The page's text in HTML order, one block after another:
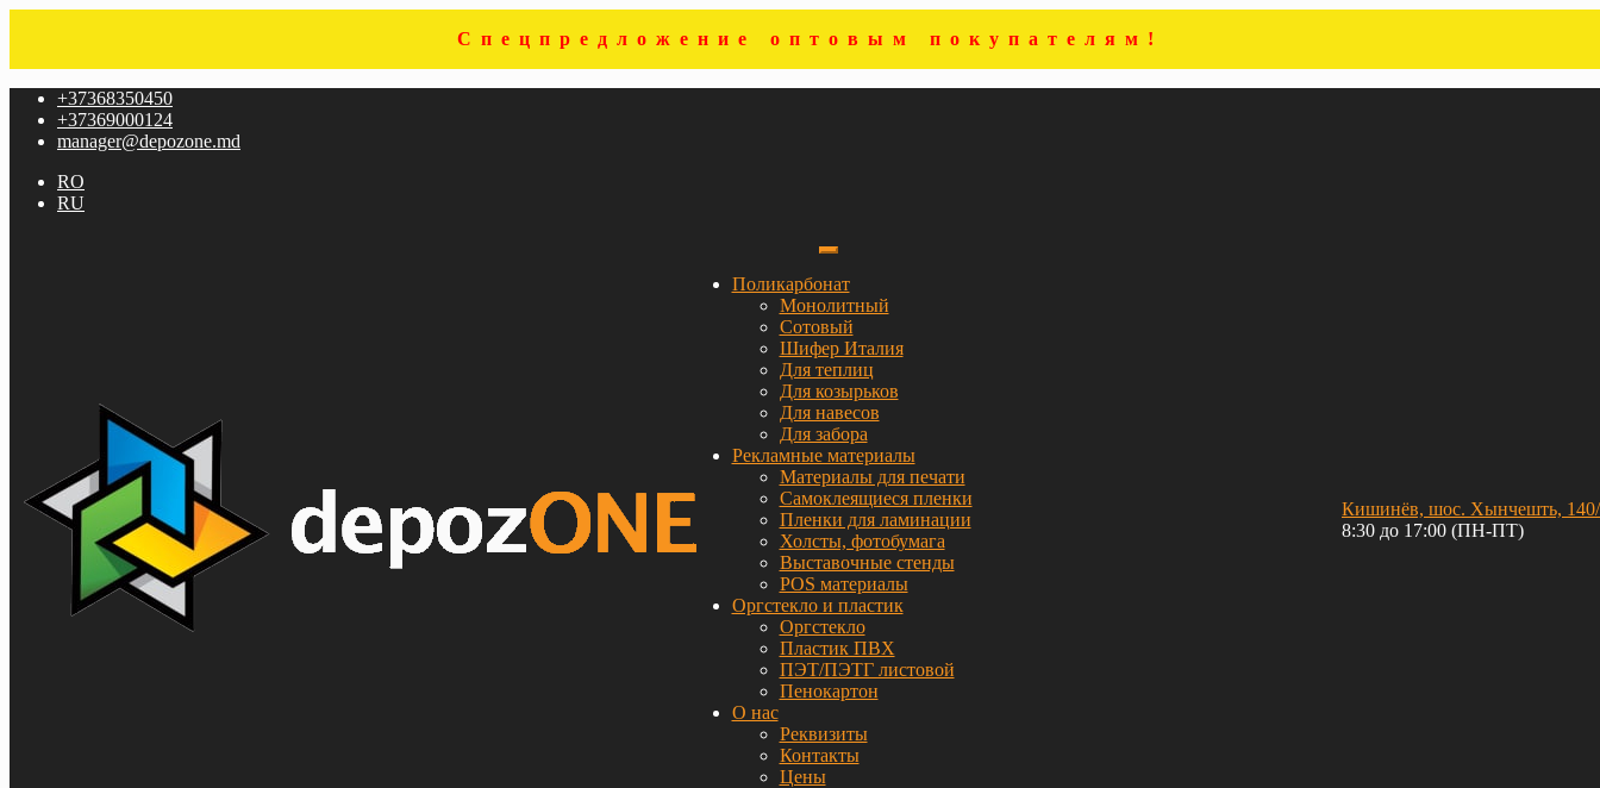
Спецпредложение оптовым покупателям!
Перейти
навигации
Перейти
содержимому
+37368350450
+37369000124
manager@depozone.md
RO
RU
Поликарбонат
Монолитный
Сотовый
Шифер Италия
Для теплиц
Для козырьков
Для навесов
Для забора
Рекламные материалы
Материалы для печати
Самоклеящиеся пленки
Пленки для ламинации
Холсты, фотобумага
Выставочные стенды
POS материалы
Оргстекло и пластик
Оргстекло
Пластик ПВХ
ПЭТ/ПЭТГ листовой
Пенокартон
О нас
Реквизиты
Контакты
Цены
Кишинёв, шос. Хынчешть,
8:30 до 17:00 (ПН-ПТ)